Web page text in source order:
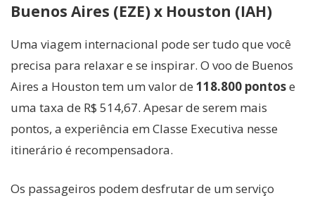
Buenos Aires (EZE) x Houston (IAH)
Uma viagem internacional pode ser tudo que você
precisa para relaxar e se inspirar. O voo de Buenos
Aires a Houston tem um valor de 118.800 pontose
uma taxa de R$ 514,67. Apesar de serem mais
pontos, a experiência em Classe Executiva nesse
itinerário é recompensadora.
Os passageiros podem desfrutar de um serviço